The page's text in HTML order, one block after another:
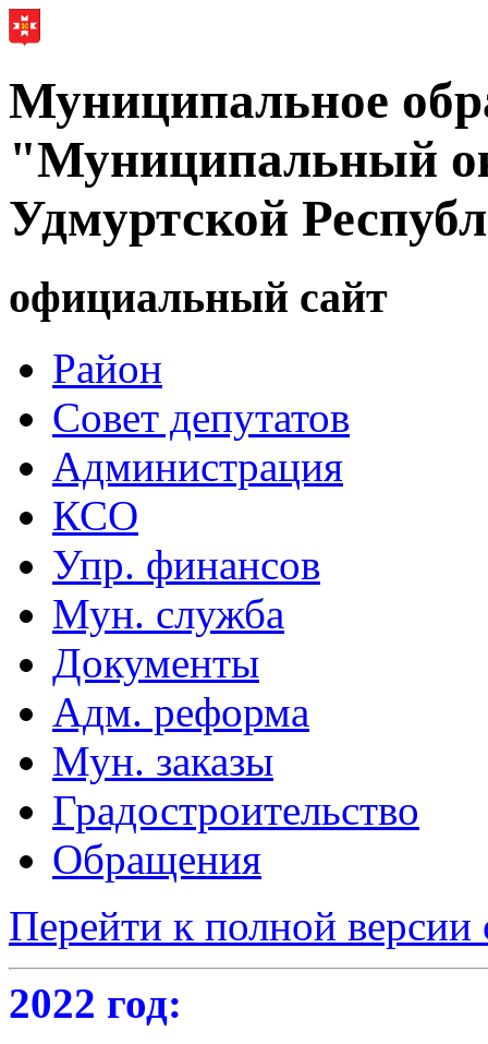
Муниципальное
"Муниципальный
Удмуртской
официальный сайт
Район
Совет депутатов
Администрация
КСО
Упр. финансов
Мун. служба
Документы
Адм. реформа
Мун. заказы
Градостроительство
Обращения
Перейти к полной версии
2022 год: